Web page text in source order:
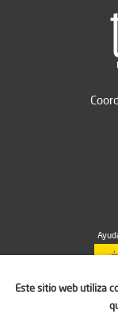
Este sitio web utiliza